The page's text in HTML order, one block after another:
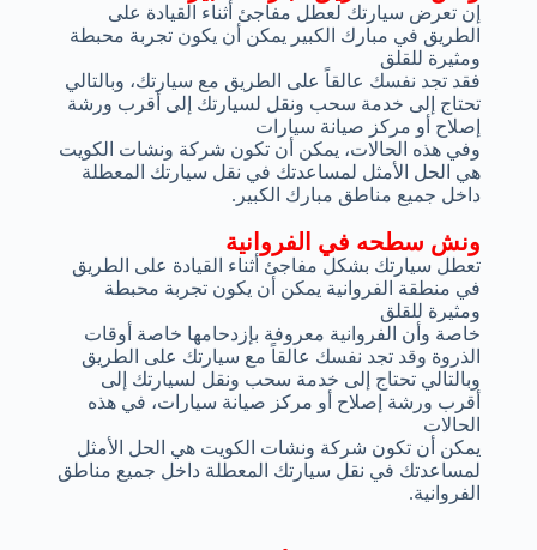
ونش سطحه في الفروانية
تعطل سيارتك بشكل مفاجئ أثناء القيادة على الطريق
في منطقة الفروانية يمكن أن يكون تجربة محبطة
ومثيرة للقلق
خاصة وأن الفروانية معروفة بإزدحامها خاصة أوقات
الذروة وقد تجد نفسك عالقاً مع سيارتك على الطريق
وبالتالي تحتاج إلى خدمة سحب ونقل لسيارتك إلى
أقرب ورشة إصلاح أو مركز صيانة سيارات، في هذه
الحالات
يمكن أن تكون شركة ونشات الكويت هي الحل الأمثل
لمساعدتك في نقل سيارتك المعطلة داخل جميع مناطق
الفروانية.
إن تعرض سيارتك لعطل مفاجئ أثناء القيادة على
الطريق في مبارك الكبير يمكن أن يكون تجربة محبطة
ومثيرة للقلق
فقد تجد نفسك عالقاً على الطريق مع سيارتك، وبالتالي
تحتاج إلى خدمة سحب ونقل لسيارتك إلى أقرب ورشة
إصلاح أو مركز صيانة سيارات
وفي هذه الحالات، يمكن أن تكون شركة ونشات الكويت
هي الحل الأمثل لمساعدتك في نقل سيارتك المعطلة
داخل جميع مناطق مبارك الكبير.